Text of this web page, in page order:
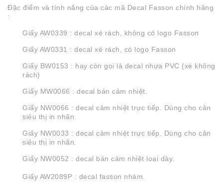
Đặc điểm và tính năng của các mã Decal Fasson chính hãng
:
Giấy AW0339 : decal xé rách, không có logo Fasson
Giấy AW0331 : decal xé rách, có logo Fasson
Giấy BW0153 : hay còn gọi là decal nhựa PVC (xé không
rách)
Giấy MW0066 : decal bán cảm nhiệt.
Giấy NW0066 : decal cảm nhiệt trực tiếp. Dùng cho cân
siêu thị in nhãn.
Giấy NW0033 : decal cảm nhiệt trực tiếp. Dùng cho cân
siêu thị in nhãn.
Giấy NW0052 : decal bán cảm nhiệt loại dày.
Giấy AW2089P : decal fasson nhám.